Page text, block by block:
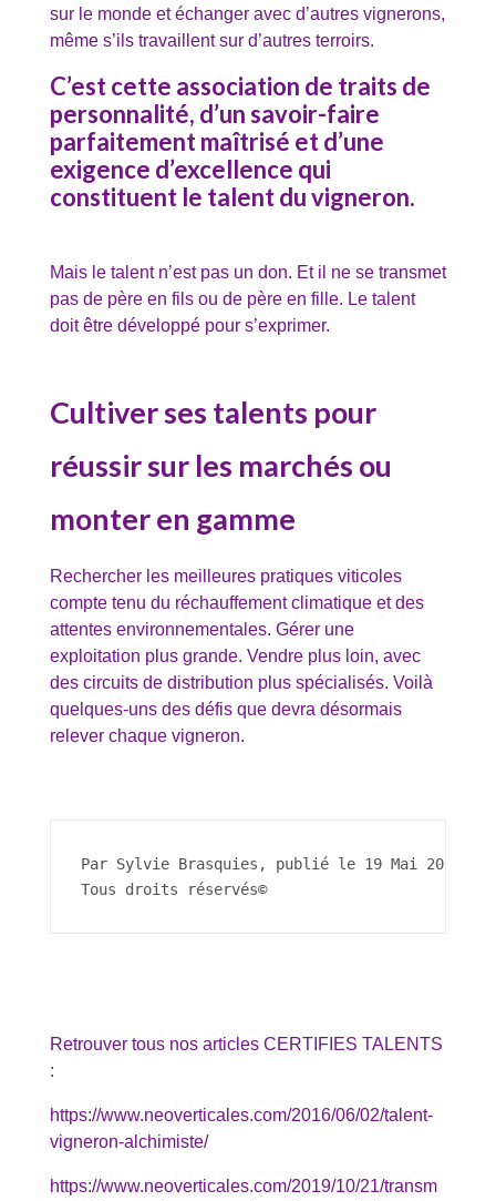
sur le monde et échanger avec d’autres vignerons,
même s’ils travaillent sur d’autres terroirs.
C’est cette association de traits de
personnalité, d’un savoir-faire
parfaitement maîtrisé et d’une
exigence d’excellence qui
constituent le talent du vigneron.
Mais le talent n’est pas un don. Et il ne se transmet
pas de père en fils ou de père en fille. Le talent
doit être développé pour s’exprimer.
Cultiver ses talents pour
réussir sur les marchés ou
monter en gamme
Rechercher les meilleures pratiques viticoles
compte tenu du réchauffement climatique et des
attentes environnementales. Gérer une
exploitation plus grande. Vendre plus loin, avec
des circuits de distribution plus spécialisés. Voilà
quelques-uns des défis que devra désormais
relever chaque vigneron.
Par Sylvie Brasquies, publié le 19 Mai 2016
Tous droits réservés©
Retrouver tous nos articles CERTIFIES TALENTS
:
https://www.neoverticales.com/2016/06/02/talent-
vigneron-alchimiste/
https://www.neoverticales.com/2019/10/21/transm